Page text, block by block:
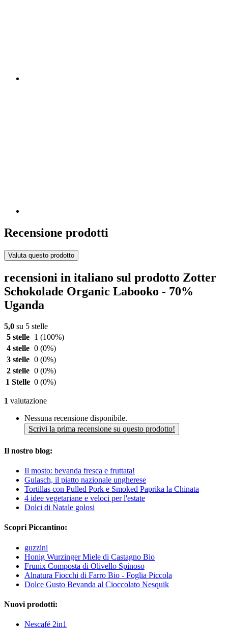
Recensione prodotti
Valuta questo prodotto
recensioni in italiano sul prodotto Zotter
Schokolade Organic Labooko - 70%
Uganda
5,0 su 5 stelle
5 stelle
1 (100%)
4 stelle 0 (0%)
3 stelle 0 (0%)
2 stelle 0 (0%)
1 Stelle 0 (0%)
1 valutazione
Nessuna recensione disponibile.
Scrivi la prima recensione su questo prodotto!
Il nostro blog:
Il mosto: bevanda fresca e fruttata!
Gulasch, il piatto nazionale ungherese
Tortillas con Pulled Pork e Smoked Paprika la Chinata
4 idee vegetariane e veloci per l'estate
Dolci di Natale golosi
Scopri Piccantino:
guzzini
Honig Wurzinger Miele di Castagno Bio
Frunix Composta di Olivello Spinoso
Alnatura Fiocchi di Farro Bio - Foglia Piccola
Dolce Gusto Bevanda al Cioccolato Nesquik
Nuovi prodotti:
Nescafé 2in1